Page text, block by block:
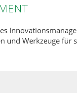
Werkzeuge für